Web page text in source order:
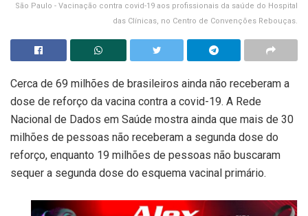
São Paulo - Vacinação contra covid-19 aos profissionais da saúde do Hospital
das Clínicas, no Centro de Convenções Rebouças.
Cerca de 69 milhões de brasileiros ainda não receberam a
dose de reforço da vacina contra a covid-19. A Rede
Nacional de Dados em Saúde mostra ainda que mais de 30
milhões de pessoas não receberam a segunda dose do
reforço, enquanto 19 milhões de pessoas não buscaram
sequer a segunda dose do esquema vacinal primário.